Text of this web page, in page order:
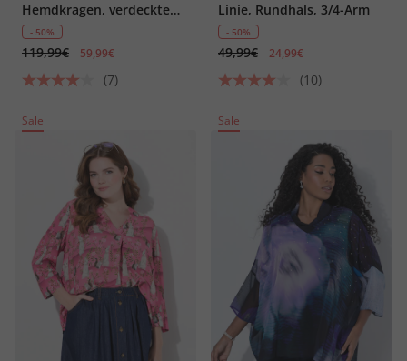
Hemdkragen, verdeckte
Knopfleiste, 3/4-Arm
- 50%
119,99€ 59,99€
(7)
Linie, Rundhals, 3/4-Arm
- 50%
49,99€ 24,99€
(10)
Sale Sale